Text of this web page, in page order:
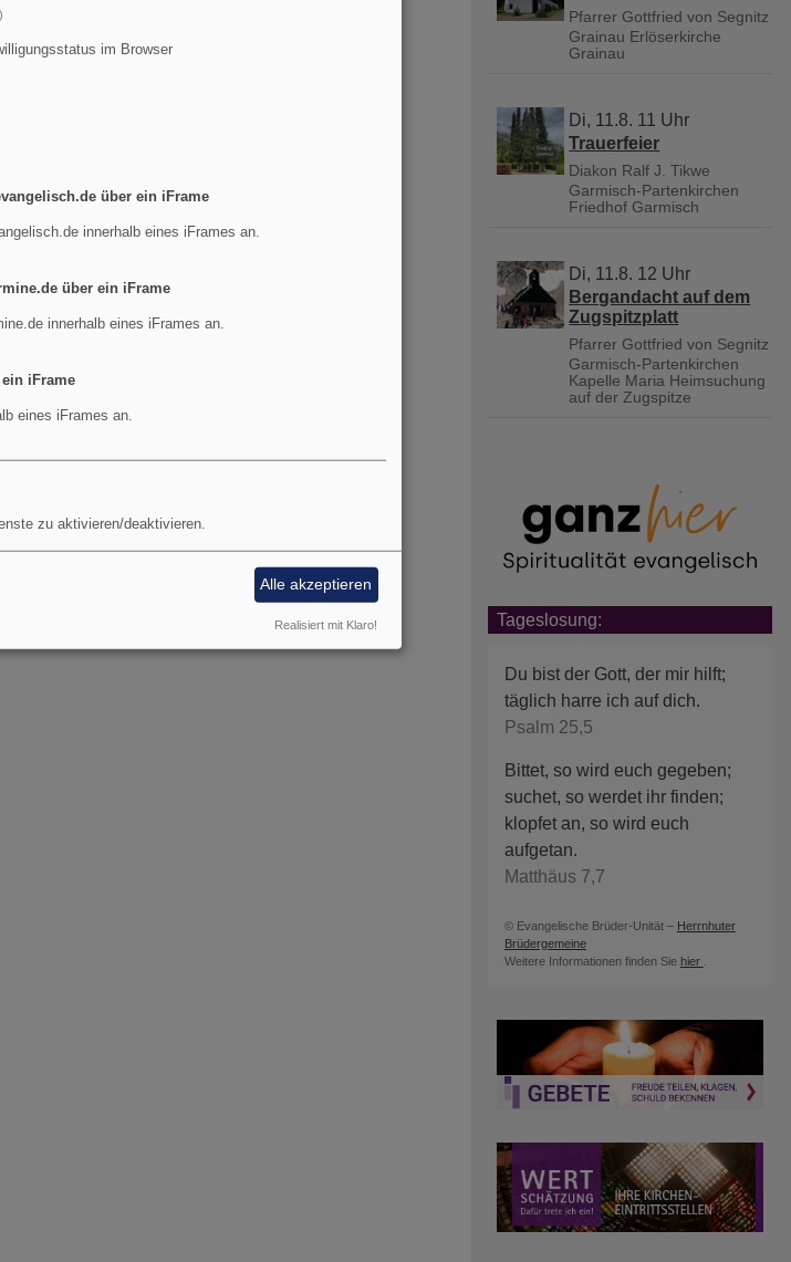
Pfarrer Gottfried von Segnitz
Grainau Erlöserkirche
Grainau
Di, 11.8. 11 Uhr
Trauerfeier
Diakon Ralf J. Tikwe
Garmisch-Partenkirchen
Friedhof Garmisch
Di, 11.8. 12 Uhr
Bergandacht auf dem
Zugspitzplatt
Pfarrer Gottfried von Segnitz
Garmisch-Partenkirchen
Kapelle Maria Heimsuchung
auf der Zugspitze
Tageslosung:
Du bist der Gott, der mir hilft;
täglich harre ich auf dich.
Psalm 25,5
Bittet, so wird euch gegeben;
suchet, so werdet ihr finden;
klopfet an, so wird euch
aufgetan.
Matthäus 7,7
© Evangelische Brüder-Unität – Herrnhuter
Brüdergemeine
Weitere Informationen finden Sie hier .
im Browser
über ein iFrame
innerhalb eines iFrames an.
über ein iFrame
innerhalb eines iFrames an.
iFrame
eines iFrames an.
zu aktivieren/deaktivieren.
Alle akzeptieren
Realisiert mit Klaro!